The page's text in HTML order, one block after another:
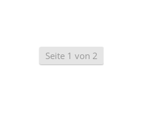
Seite 1 von 2